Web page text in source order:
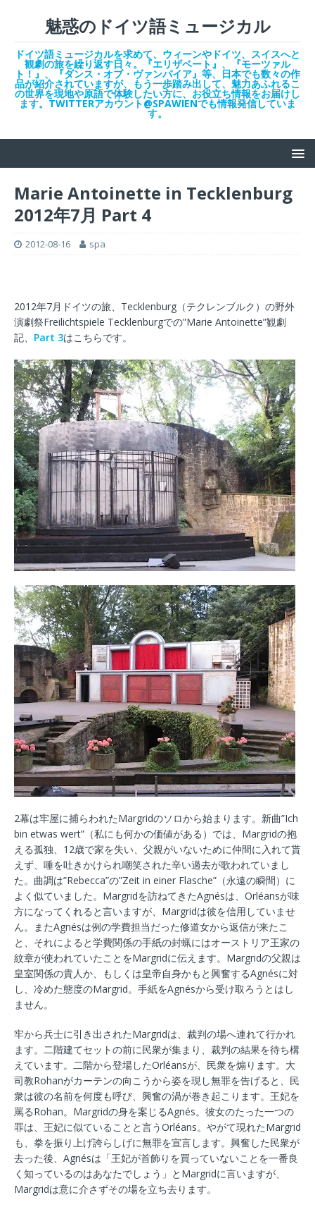
魅惑のドイツ語ミュージカル
ドイツ語ミュージカルを求めて、ウィーンやドイツ、スイスへと
観劇の旅を繰り返す日々。『エリザベート』、『モーツァル
ト！』、『ダンス・オブ・ヴァンパイア』等、日本でも数々の作
品が紹介されていますが、もう一歩踏み出して、魅力あふれるこ
の世界を現地や原語で体験したい方に、お役立ち情報をお届けし
ます。TWITTERアカウント@SPAWIENでも情報発信していま
す。
Marie Antoinette in Tecklenburg
2012年7月 Part 4
2012-08-16 spa
2012年7月ドイツの旅、Tecklenburg（テクレンブルク）の野外
演劇祭Freilichtspiele Tecklenburgでの”Marie Antoinette”観劇
記、 Part 3はこちらです。
2幕は牢屋に捕らわれたMargridのソロから始まります。新曲”Ich
bin etwas wert”（私にも何かの価値がある）では、Margridの抱
える孤独、12歳で家を失い、父親がいないために仲間に入れて貰
えず、唾を吐きかけられ嘲笑された辛い過去が歌われていまし
た。曲調は”Rebecca”の”Zeit in einer Flasche”（永遠の瞬間）に
よく似ていました。Margridを訪ねてきたAgnésは、Orléansが味
方になってくれると言いますが、Margridは彼を信用していませ
ん。またAgnésは例の学費担当だった修道女から返信が来たこ
と、それによると学費関係の手紙の封蝋にはオーストリア王家の
紋章が使われていたことをMargridに伝えます。Margridの父親は
皇室関係の貴人か、もしくは皇帝自身かもと興奮するAgnésに対
し、冷めた態度のMargrid。手紙をAgnésから受け取ろうとはし
ません。
牢から兵士に引き出されたMargridは、裁判の場へ連れて行かれ
ます。二階建てセットの前に民衆が集まり、裁判の結果を待ち構
えています。二階から登場したOrléansが、民衆を煽ります。大
司教Rohanがカーテンの向こうから姿を現し無罪を告げると、民
衆は彼の名前を何度も呼び、興奮の渦が巻き起こります。王妃を
罵るRohan。Margridの身を案じるAgnés。彼女のたった一つの
罪は、王妃に似ていることと言うOrléans。やがて現れたMargrid
も、拳を振り上げ誇らしげに無罪を宣言します。興奮した民衆が
去った後、Agnésは「王妃が首飾りを買っていないことを一番良
く知っているのはあなたでしょう」とMargridに言いますが、
Margridは意に介さずその場を立ち去ります。